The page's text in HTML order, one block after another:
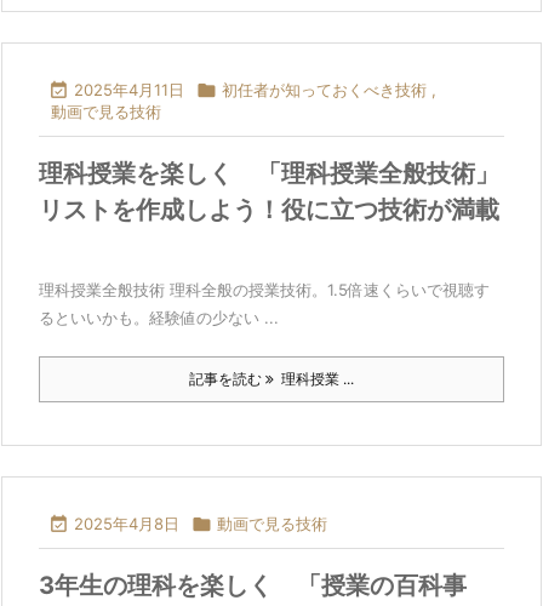
 2025年4月11日  初任者が知っておくべき技術 ,
動画で見る技術
理科授業を楽しく 「理科授業全般技術」
リストを作成しよう！役に立つ技術が満載
理科授業全般技術 理科全般の授業技術。1.5倍速くらいで視聴す
るといいかも。経験値の少ない ...
記事を読む 理科授業 ...
 2025年4月8日  動画で見る技術
3年生の理科を楽しく 「授業の百科事